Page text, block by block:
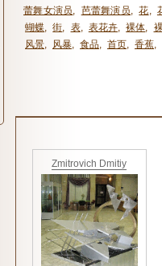
蕾舞女演员, 芭蕾舞演员, 花,
蝴蝶, 街, 表, 表花卉, 裸体,
风景, 风暴, 食品, 首页, 香蕉,
Zmitrovich Dmitiy